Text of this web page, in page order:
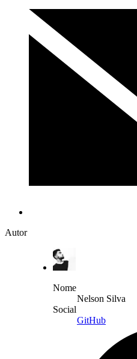
Autor
Nome
Nelson Silva
Social
GitHub